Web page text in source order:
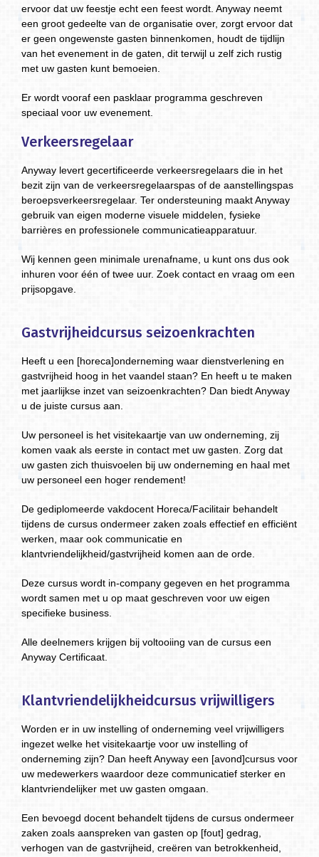
ervoor dat uw feestje echt een feest wordt. Anyway neemt
een groot gedeelte van de organisatie over, zorgt ervoor dat
er geen ongewenste gasten binnenkomen, houdt de tijdlijn
van het evenement in de gaten, dit terwijl u zelf zich rustig
met uw gasten kunt bemoeien.
Er wordt vooraf een pasklaar programma geschreven
speciaal voor uw evenement.
Verkeersregelaar
Anyway levert gecertificeerde verkeersregelaars die in het
bezit zijn van de verkeersregelaarspas of de aanstellingspas
beroepsverkeersregelaar. Ter ondersteuning maakt Anyway
gebruik van eigen moderne visuele middelen, fysieke
barrières en professionele communicatieapparatuur.
Wij kennen geen minimale urenafname, u kunt ons dus ook
inhuren voor één of twee uur. Zoek contact en vraag om een
prijsopgave.
Gastvrijheidcursus seizoenkrachten
Heeft u een [horeca]onderneming waar dienstverlening en
gastvrijheid hoog in het vaandel staan? En heeft u te maken
met jaarlijkse inzet van seizoenkrachten? Dan biedt Anyway
u de juiste cursus aan.
Uw personeel is het visitekaartje van uw onderneming, zij
komen vaak als eerste in contact met uw gasten. Zorg dat
uw gasten zich thuisvoelen bij uw onderneming en haal met
uw personeel een hoger rendement!
De gediplomeerde vakdocent Horeca/Facilitair behandelt
tijdens de cursus ondermeer zaken zoals effectief en efficiënt
werken, maar ook communicatie en
klantvriendelijkheid/gastvrijheid komen aan de orde.
Deze cursus wordt in-company gegeven en het programma
wordt samen met u op maat geschreven voor uw eigen
specifieke business.
Alle deelnemers krijgen bij voltooiing van de cursus een
Anyway Certificaat.
Klantvriendelijkheidcursus vrijwilligers
Worden er in uw instelling of onderneming veel vrijwilligers
ingezet welke het visitekaartje voor uw instelling of
onderneming zijn? Dan heeft Anyway een [avond]cursus voor
uw medewerkers waardoor deze communicatief sterker en
klantvriendelijker met uw gasten omgaan.
Een bevoegd docent behandelt tijdens de cursus ondermeer
zaken zoals aanspreken van gasten op [fout] gedrag,
verhogen van de gastvrijheid, creëren van betrokkenheid,